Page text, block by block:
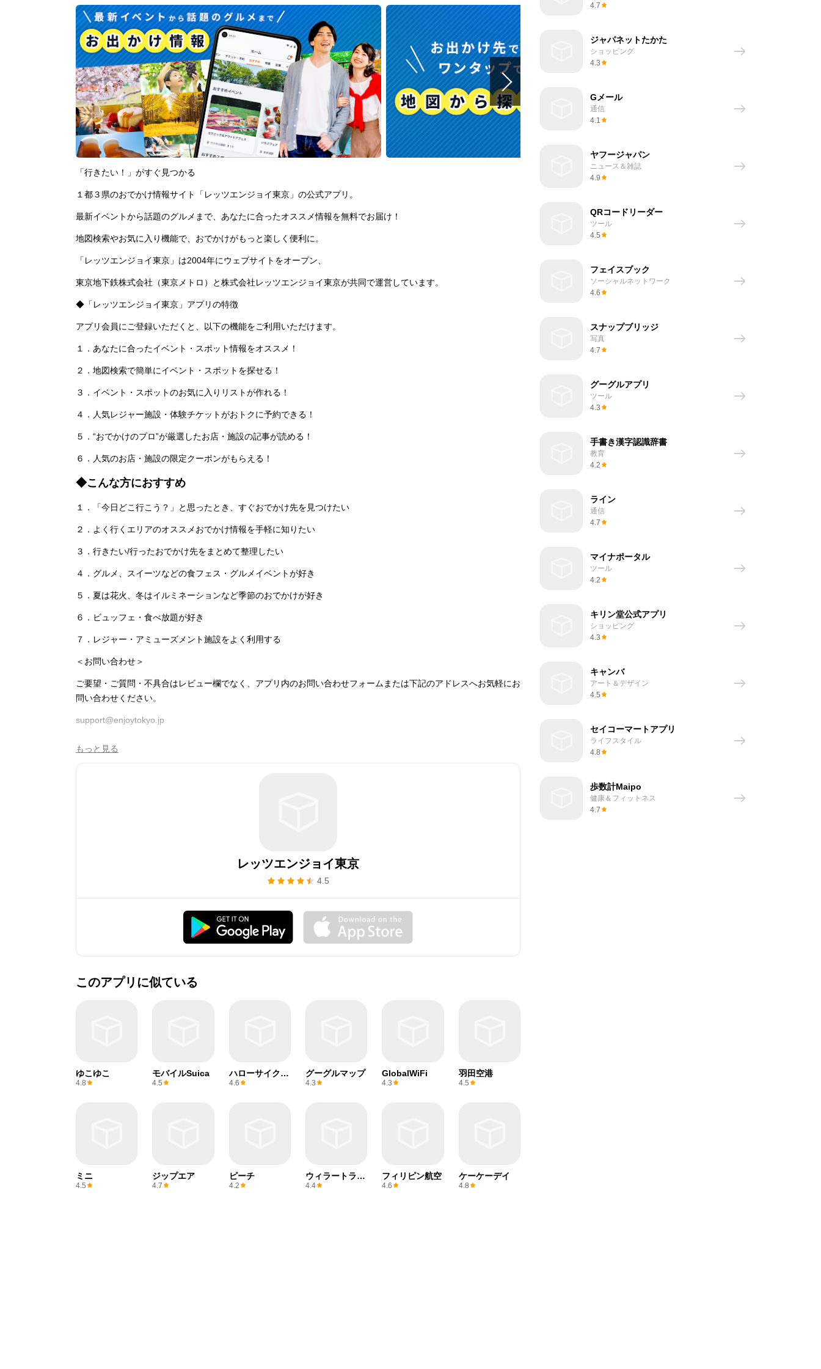
「行きたい！」がすぐ見つかる
１都３県のおでかけ情報サイト「レッツエンジョイ東京」の公式アプリ。
最新イベントから話題のグルメまで、あなたに合ったオススメ情報を無料でお届け！
地図検索やお気に入り機能で、おでかけがもっと楽しく便利に。
「レッツエンジョイ東京」は2004年にウェブサイトをオープン、
東京地下鉄株式会社（東京メトロ）と株式会社レッツエンジョイ東京が共同で運営しています。
◆「レッツエンジョイ東京」アプリの特徴
アプリ会員にご登録いただくと、以下の機能をご利用いただけます。
１．あなたに合ったイベント・スポット情報をオススメ！
２．地図検索で簡単にイベント・スポットを探せる！
３．イベント・スポットのお気に入りリストが作れる！
４．人気レジャー施設・体験チケットがおトクに予約できる！
５．“おでかけのプロ”が厳選したお店・施設の記事が読める！
６．人気のお店・施設の限定クーポンがもらえる！
◆こんな方におすすめ
１．「今日どこ行こう？」と思ったとき、すぐおでかけ先を見つけたい
２．よく行くエリアのオススメおでかけ情報を手軽に知りたい
３．行きたい/行ったおでかけ先をまとめて整理したい
４．グルメ、スイーツなどの食フェス・グルメイベントが好き
５．夏は花火、冬はイルミネーションなど季節のおでかけが好き
６．ビュッフェ・食べ放題が好き
７．レジャー・アミューズメント施設をよく利用する
＜お問い合わせ＞
ご要望・ご質問・不具合はレビュー欄でなく、アプリ内のお問い合わせフォームまたは下記のアドレスへお気軽にお
問い合わせください。
support@enjoytokyo.jp
もっと見る
レッツエンジョイ東京
4.5
このアプリに似ている
ゆこゆこ
4.8
モバイルSuica
4.5
ハローサイクリ
ング
4.6
グーグルマップ
4.3
GlobalWiFi
4.3
羽田空港
4.5
ミニ
4.5
ジップエア
4.7
ピーチ
4.2
ウィラートラベ
ル
4.4
フィリピン航空
4.6
ケーケーデイ
4.8
4.7
ジャパネットたかた
ショッピング
4.3
Gメール
通信
4.1
ヤフージャパン
ニュース＆雑誌
4.9
QRコードリーダー
ツール
4.5
フェイスブック
ソーシャルネットワーク
4.6
スナップブリッジ
写真
4.7
グーグルアプリ
ツール
4.3
手書き漢字認識辞書
教育
4.2
ライン
通信
4.7
マイナポータル
ツール
4.2
キリン堂公式アプリ
ショッピング
4.3
キャンバ
アート＆デザイン
4.5
セイコーマートアプリ
ライフスタイル
4.8
歩数計Maipo
健康＆フィットネス
4.7